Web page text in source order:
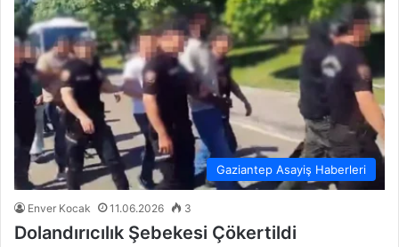
Gaziantep Asayiş Haberleri
Enver Kocak 11.06.2026 3
Dolandırıcılık Şebekesi Çökertildi